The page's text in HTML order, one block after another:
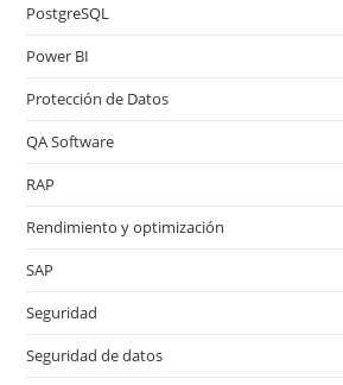
PostgreSQL
Power BI
Protección de Datos
QA Software
RAP
Rendimiento y optimización
SAP
Seguridad
Seguridad de datos